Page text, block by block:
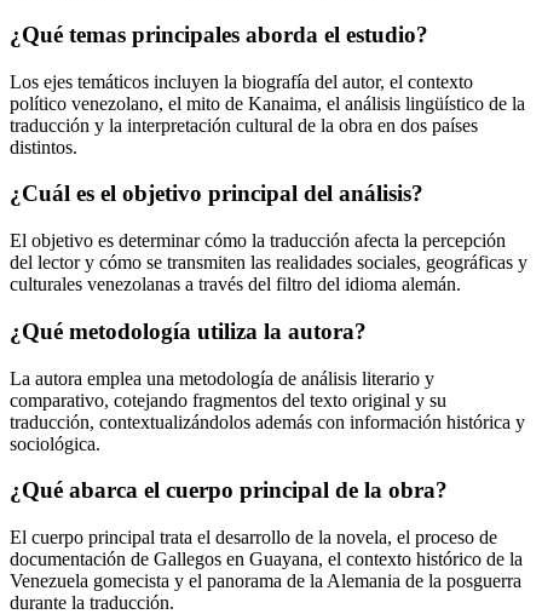
¿Qué temas principales aborda el estudio?
Los ejes temáticos incluyen la biografía del autor, el contexto
político venezolano, el mito de Kanaima, el análisis lingüístico de la
traducción y la interpretación cultural de la obra en dos países
distintos.
¿Cuál es el objetivo principal del análisis?
El objetivo es determinar cómo la traducción afecta la percepción
del lector y cómo se transmiten las realidades sociales, geográficas y
culturales venezolanas a través del filtro del idioma alemán.
¿Qué metodología utiliza la autora?
La autora emplea una metodología de análisis literario y
comparativo, cotejando fragmentos del texto original y su
traducción, contextualizándolos además con información histórica y
sociológica.
¿Qué abarca el cuerpo principal de la obra?
El cuerpo principal trata el desarrollo de la novela, el proceso de
documentación de Gallegos en Guayana, el contexto histórico de la
Venezuela gomecista y el panorama de la Alemania de la posguerra
durante la traducción.